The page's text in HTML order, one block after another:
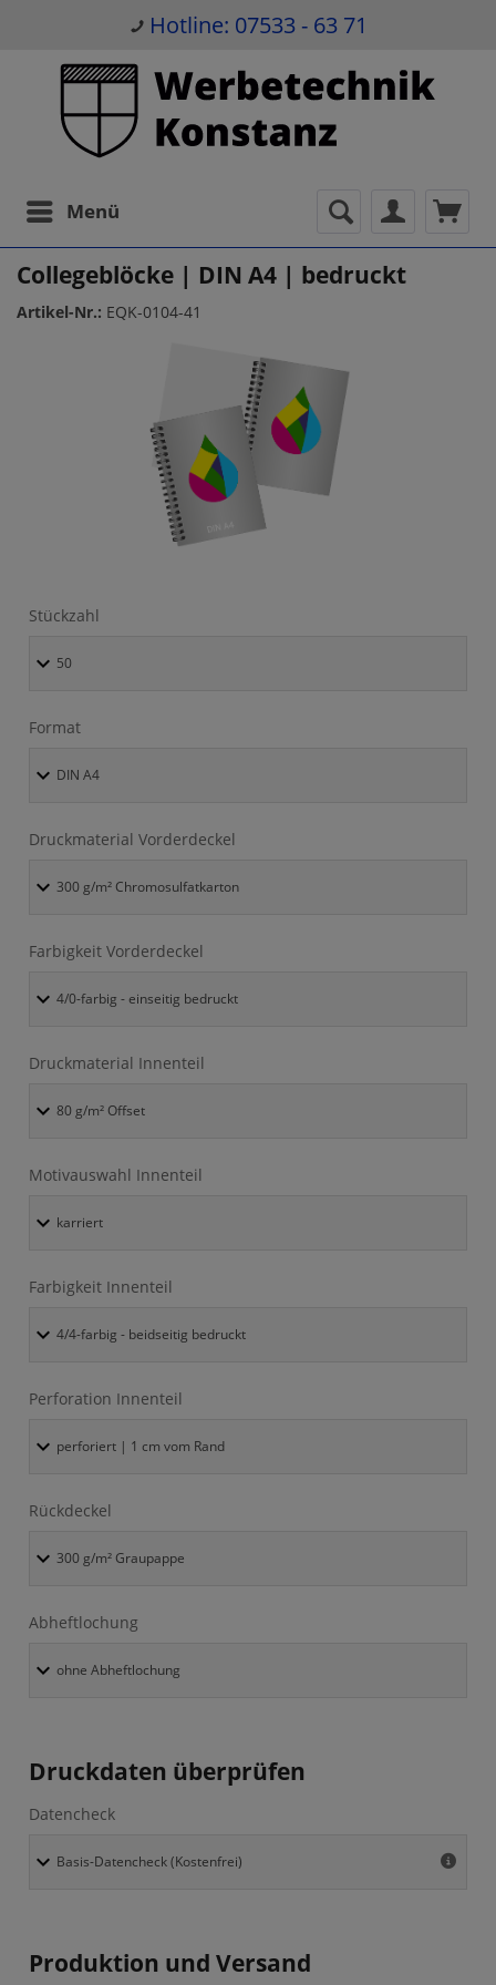
Hotline: 07533 - 63 71
Menü
Collegeblöcke | DIN A4 | bedruckt
Artikel-Nr.: EQK-0104-41
Stückzahl
Format
Druckmaterial Vorderdeckel
Farbigkeit Vorderdeckel
Druckmaterial Innenteil
Motivauswahl Innenteil
Farbigkeit Innenteil
Perforation Innenteil
Rückdeckel
Abheftlochung
Druckdaten überprüfen
Datencheck
Produktion und Versand